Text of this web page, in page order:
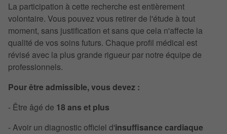
La participation à cette recherche est entièrement
volontaire. Vous pouvez vous retirer de l'étude à tout
moment, sans justification et sans que cela n'affecte la
qualité de vos soins futurs. Chaque profil médical est
révisé avec la plus grande rigueur par notre équipe de
professionnels.
Pour être admissible, vous devez :
- Être âgé de 18 ans et plus
- Avoir un diagnostic officiel d'insuffisance cardiaque